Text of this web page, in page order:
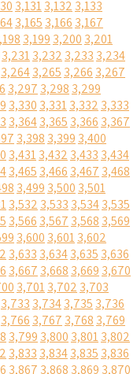
3,1313,132 3,133
3,165 3,166 3,167
3,199 3,200 3,201
3,2313,232 3,233 3,234
3,2643,265 3,266 3,267
3,297 3,298 3,299
3,330 3,3313,332 3,333
3,3643,365 3,366 3,367
3,398 3,399 3,400
3,4313,432 3,433 3,434
3,465 3,466 3,467 3,468
3,499 3,500 3,501
3,532 3,533 3,5343,535
3,566 3,567 3,568 3,569
3,600 3,6013,602
3,633 3,6343,635 3,636
3,667 3,668 3,669 3,670
3,7013,702 3,703
3,733 3,7343,735 3,736
3,766 3,767 3,768 3,769
3,799 3,800 3,8013,802
3,833 3,8343,835 3,836
3,867 3,868 3,869 3,870